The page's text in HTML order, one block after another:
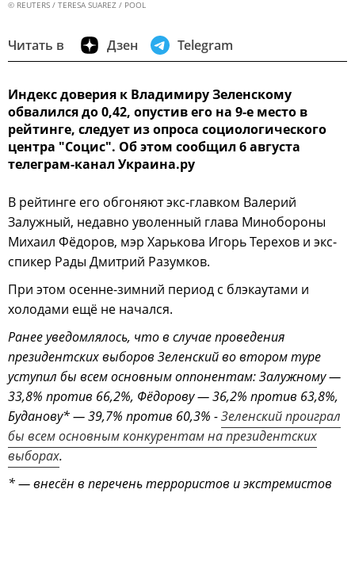
© REUTERS / TERESA SUAREZ / POOL
Читать в Дзен Telegram
Индекс доверия к Владимиру Зеленскому
обвалился до 0,42, опустив его на 9-е место в
рейтинге, следует из опроса социологического
центра "Социс". Об этом сообщил 6 августа
телеграм-канал Украина.ру
В рейтинге его обгоняют экс-главком Валерий
Залужный, недавно уволенный глава Минобороны
Михаил Фёдоров, мэр Харькова Игорь Терехов и экс-
спикер Рады Дмитрий Разумков.
При этом осенне-зимний период с блэкаутами и
холодами ещё не начался.
Ранее уведомлялось, что в случае проведения
президентских выборов Зеленский во втором туре
уступил бы всем основным оппонентам: Залужному —
33,8% против 66,2%, Фёдорову — 36,2% против 63,8%,
Буданову* — 39,7% против 60,3% -Зеленский проиграл
бы всем основным конкурентам на президентских
выборах.
* — внесён в перечень террористов и экстремистов